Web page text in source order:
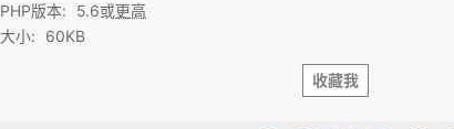
PHP版本: 5.6或更高
大小: 60KB
收藏我